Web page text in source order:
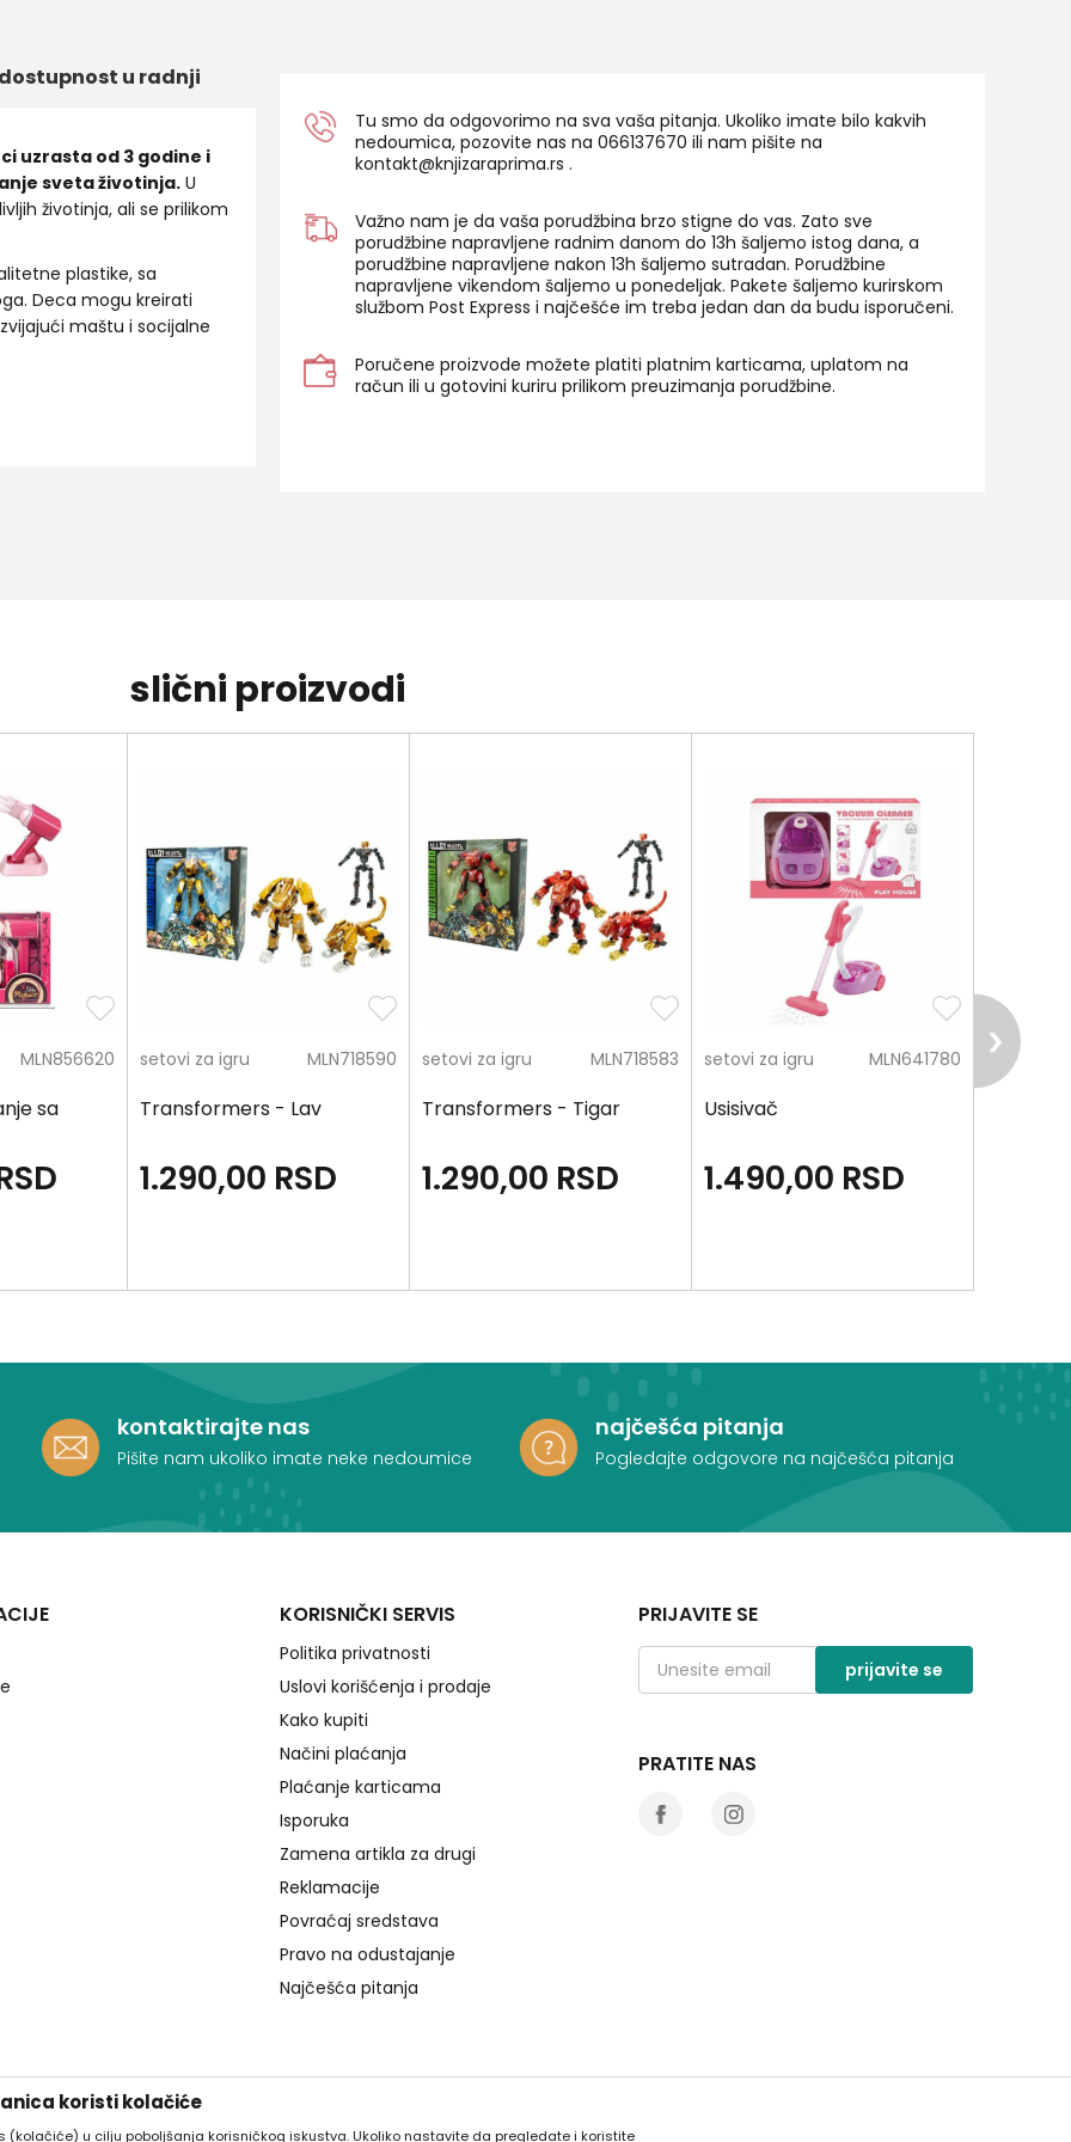
dostupnost u radnji
uzrasta od 3 godine i
sveta životinja. U
životinja, ali se prilikom
plastike, sa
Deca mogu kreirati
maštu i socijalne
Tu smo da odgovorimo na sva vaša pitanja. Ukoliko imate bilo kakvih
nedoumica, pozovite nas na 066137670 ili nam pišite na
kontakt@knjizaraprima.rs .
Važno nam je da vaša porudžbina brzo stigne do vas. Zato sve
porudžbine napravljene radnim danom do 13h šaljemo istog dana, a
porudžbine napravljene nakon 13h šaljemo sutradan. Porudžbine
napravljene vikendom šaljemo u ponedeljak. Pakete šaljemo kurirskom
službom Post Express i najčešće im treba jedan dan da budu isporučeni.
Poručene proizvode možete platiti platnim karticama, uplatom na
račun ili u gotovini kuriru prilikom preuzimanja porudžbine.
slični proizvodi
MLN856620
sa
setovi za igru MLN718590
Transformers - Lav
1.290,00 RSD
setovi za igru MLN718583
Transformers - Tigar
1.290,00 RSD
setovi za igru MLN641780
Usisivač
1.490,00 RSD
setovi za
kontaktirajte nas
Pišite nam ukoliko imate neke nedoumice
najčešća pitanja
Pogledajte odgovore na najčešća pitanja
KORISNIČKI SERVIS
Politika privatnosti
Uslovi korišćenja i prodaje
Kako kupiti
Načini plaćanja
Plaćanje karticama
Isporuka
Zamena artikla za drugi
Reklamacije
Povraćaj sredstava
Pravo na odustajanje
Najčešća pitanja
PRIJAVITE SE
prijavite se
PRATITE NAS
koristi kolačiće
(kolačiće) u cilju poboljšanja korisničkog iskustva. Ukoliko nastavite da pregledate i koristite